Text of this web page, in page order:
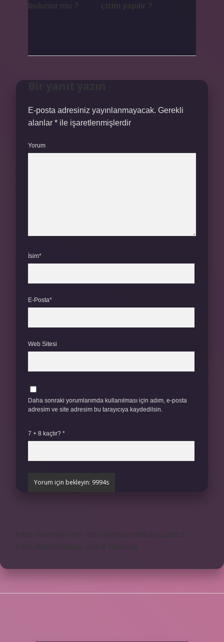
E-posta adresiniz yayınlanmayacak. Gerekli
alanlar * ile işaretlenmişlerdir
Yorum
İsim*
E-Posta*
Web Sitesi
Daha sonraki yorumlarımda kullanılması için adım, e-posta
adresim ve site adresim bu tarayıcıya kaydedilsin.
7 + 8 kaçtır? *